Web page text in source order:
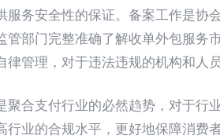
服务安全性的保证。备案工作是协
管部门完整准确了解收单外包服务
律管理，对于违法违规的机构和人
聚合支付行业的必然趋势，对于行
行业的合规水平，更好地保障消费